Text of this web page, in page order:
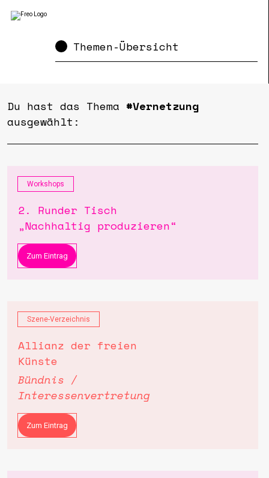
Themen-Übersicht
Du hast das Thema #Vernetzung
ausgewählt:
Workshops
2. Runder Tisch
„Nachhaltig produzieren“
Zum Eintrag
Szene-Verzeichnis
Allianz der freien
Künste
Bündnis /
Interessenvertretung
Zum Eintrag